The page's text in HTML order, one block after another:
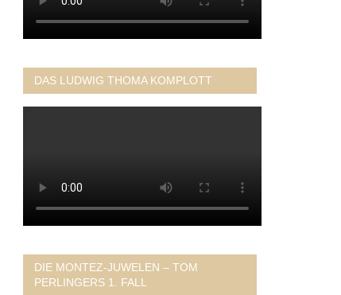
DAS LUDWIG THOMA KOMPLOTT
DIE MONTEZ-JUWELEN – TOM
PERLINGERS 1. FALL